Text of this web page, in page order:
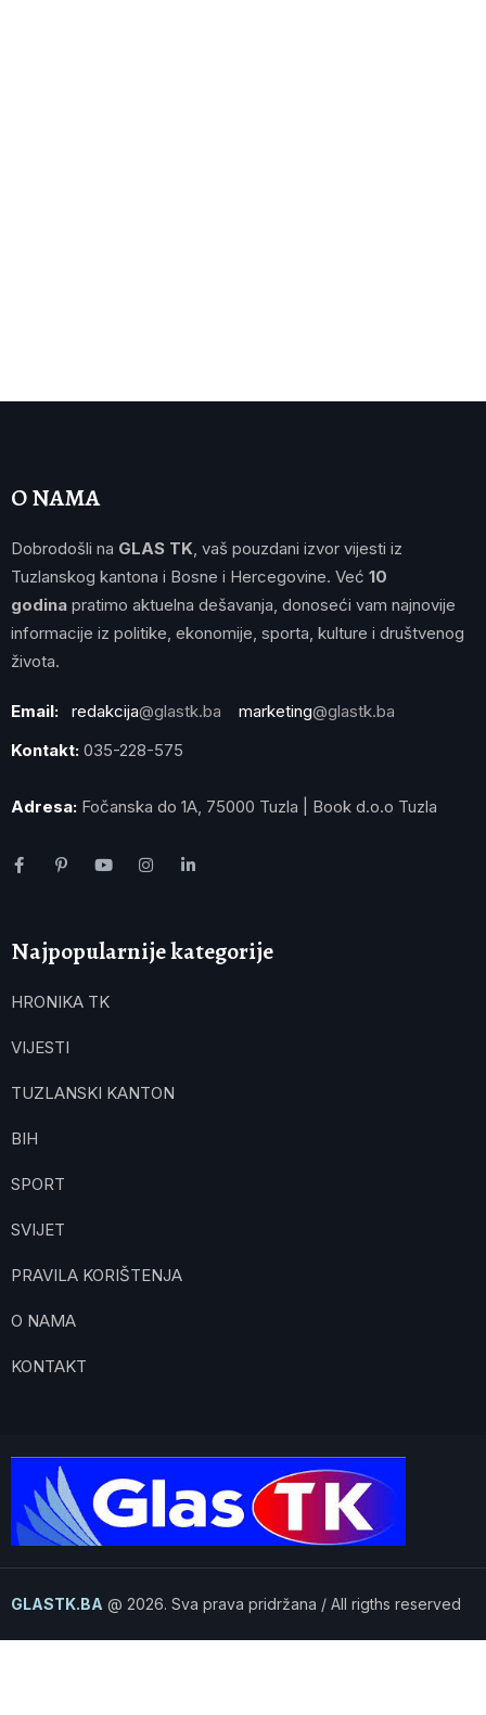
O NAMA
Dobrodošli na GLAS TK , vaš pouzdani izvor vijesti iz
Tuzlanskog kantona i Bosne i Hercegovine. Već 10
godina pratimo aktuelna dešavanja, donoseći vam najnovije
informacije iz politike, ekonomije, sporta, kulture i društvenog
života.
Email: redakcija@glastk.ba marketing@glastk.ba
Kontakt: 035-228-575
Adresa: Fočanska do 1A, 75000 Tuzla | Book d.o.o Tuzla
Najpopularnije kategorije
HRONIKA TK
VIJESTI
TUZLANSKI KANTON
BIH
SPORT
SVIJET
PRAVILA KORIŠTENJA
O NAMA
KONTAKT
GLASTK.BA @ 2026. Sva prava pridržana / All rigths reserved